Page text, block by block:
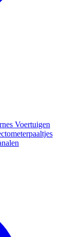
Voertuigen